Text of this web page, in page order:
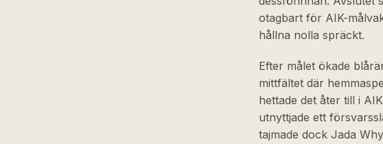
otagbart för AIK-
hållna nolla spräckt.
Efter målet ökade
mittfältet där
hettade det åter till i
utnyttjade ett
tajmade dock Jada